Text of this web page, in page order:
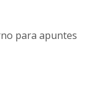
para apuntes